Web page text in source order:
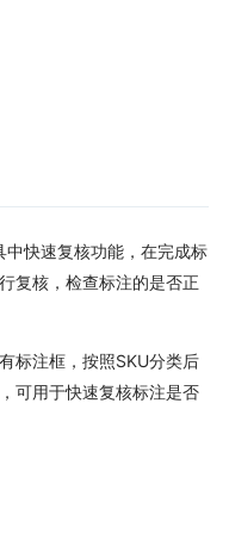
快速复核功能，在完成标
复核，检查标注的是否正
标注框，按照SKU分类后
可用于快速复核标注是否